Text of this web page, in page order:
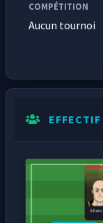
COMPÉTITION
Aucun tournoi
EFFECTIF
18 ans